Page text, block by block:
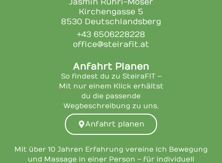
Jasmin Ruhri-Moser
Kirchengasse 5
8530 Deutschlandsberg
+43 6506228228
office@steirafit.at
Anfahrt Planen
So findest du zu SteiraFIT –
Mit nur einem Klick erhältst
du die passende
Wegbeschreibung zu uns.
Anfahrt planen
Mit über 10 Jahren Erfahrung vereine ich Bewegung
und Massage in einer Person – für individuell